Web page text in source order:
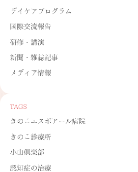
デイケアプログラム
国際交流報告
研修・講演
新聞・雑誌記事
メディア情報
TAGS
きのこエスポアール病院
きのこ診療所
小山倶楽部
認知症の治療